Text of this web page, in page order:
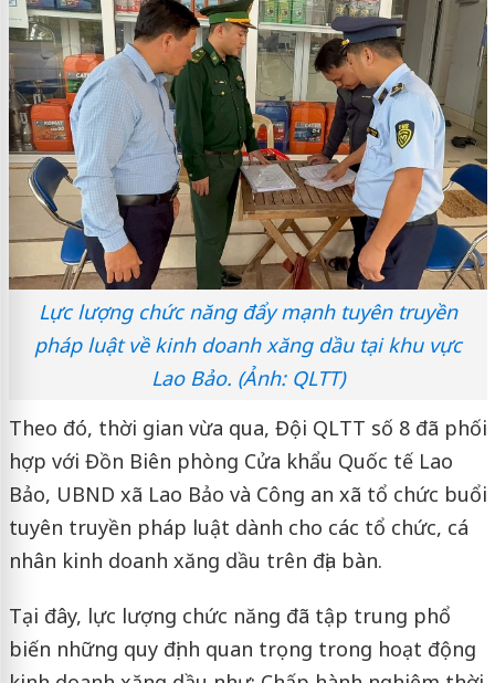
Lực lượng chức năng đẩy mạnh tuyên truyền
pháp luật về kinh doanh xăng dầu tại khu vực
Lao Bảo. (Ảnh: QLTT)
Theo đó, thời gian vừa qua, Đội QLTT số 8 đã phối
hợp với Đồn Biên phòng Cửa khẩu Quốc tế Lao
Bảo, UBND xã Lao Bảo và Công an xã tổ chức buổi
tuyên truyền pháp luật dành cho các tổ chức, cá
nhân kinh doanh xăng dầu trên địa bàn.
Tại đây, lực lượng chức năng đã tập trung phổ
biến những quy định quan trọng trong hoạt động